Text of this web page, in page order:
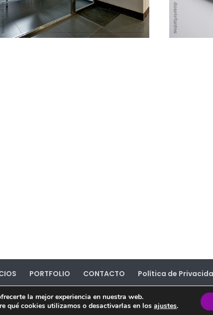
PORTFOLIO CONTACTO Política de
©2020la mejor experiencia en nuestra web.
qué cookies utilizamos o desactivarlas en losajustes.